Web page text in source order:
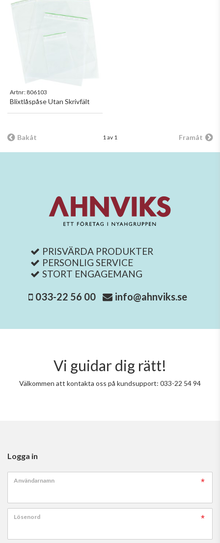
Artnr: 806103
Blixtlåspåse Utan Skrivfält
Bakåt 1 av 1 Framåt
PRISVÄRDA PRODUKTER
PERSONLIG SERVICE
STORT ENGAGEMANG
033-22 56 00 info@ahnviks.se
Vi guidar dig rätt!
Välkommen att kontakta oss på kundsupport: 033-22 54 94
Logga in
Användarnamn
Lösenord